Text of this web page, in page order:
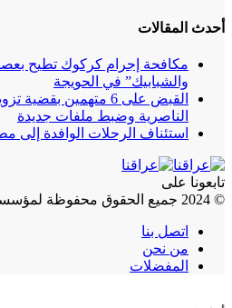
أحدث المقالات
مكافحة إجرام كركوك تطيح
والشبابيك” في الحويجة
القبض على 6 متهمين
الناصرية وضبط ملفات جديدة
استئناف الرحلات الوافدة إلى
تابعونا على
© 2024 جميع الحقوق محفوظة لمؤسسة عراقنا للثقافة والإعلام.
اتصل بنا
من نحن
المفضلات